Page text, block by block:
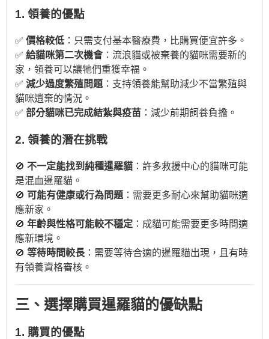
1. 領養的優點
✅ 價格較低 ：只需支付基本醫療費，比購買便宜許多。
✅ 給貓咪第二次機會：流浪貓或被棄養的貓咪需要新的
家，領養可以讓牠們重獲幸福。
✅ 減少過度繁殖問題：支持領養能幫助減少不當繁殖與
貓咪遺棄的情況。
✅ 部分貓咪已完成結紮與疫苗 ：減少前期飼養負擔。
2. 領養的潛在挑戰
🚫 不一定能找到純種暹羅貓 ：許多救援中心的貓咪可能
是混血暹羅貓。
🚫 可能有健康或行為問題 ：需要更多耐心來幫助貓咪適
應新家。
🚫 年齡與性格可能較不穩定 ：成貓可能需要更多時間適
應新環境。
🚫 等待時間較長 ：需要等待合適的暹羅貓出現，且有時
有領養資格審核。
三、選擇購買暹羅貓的優缺點
1. 購買的優點